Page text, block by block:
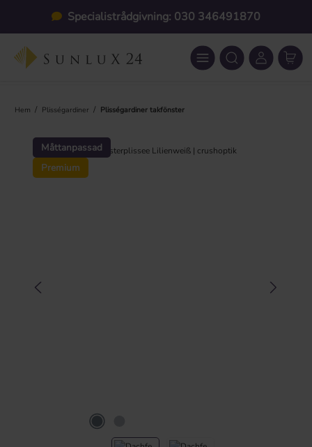
Hoppa till huvudinnehållSpecialistrådgivning: 030 346491870
Hem / Plisségardiner / Plisségardiner takfönster
Måttanpassad
Premium
Hoppa över bildgalleri